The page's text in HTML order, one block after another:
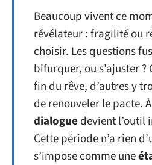
Beaucoup vivent ce
révélateur : fragilité ou
choisir. Les questions
bifurquer, ou s’ajuster
fin du rêve, d’autres y
de renouveler le pacte.
dialogue devient l’outil
Cette période n’a rien
s’impose comme une